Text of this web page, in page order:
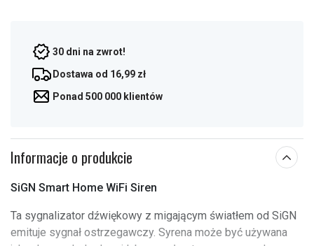
30 dni na zwrot!
Dostawa od 16,99 zł
Ponad 500 000 klientów
Informacje o produkcie
SiGN Smart Home WiFi Siren
Ta sygnalizator dźwiękowy z migającym światłem od SiGN
emituje sygnał ostrzegawczy. Syrena może być używana